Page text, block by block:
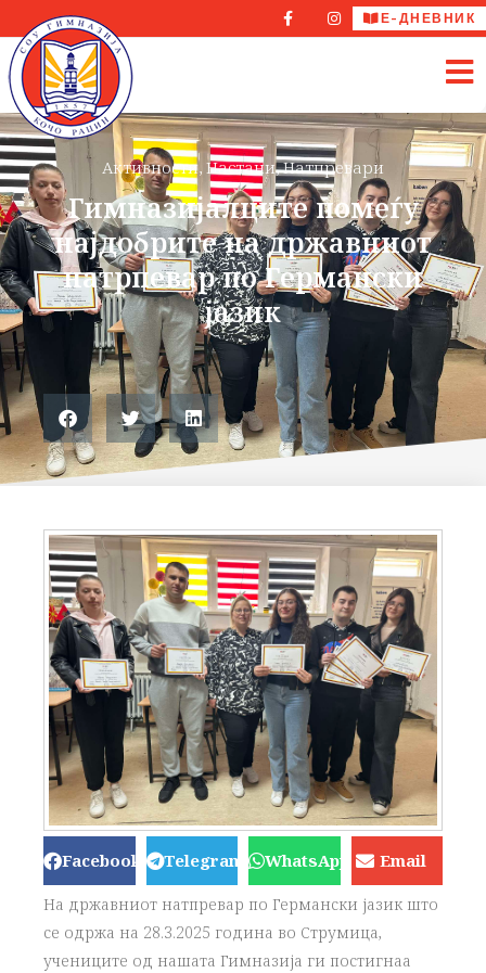
Е-ДНЕВНИК
Активности, Настани,Натпревари
Гимназијалците помеѓу
најдобрите на државниот
натрпевар по Германски
јазик
Facebook Telegram WhatsApp Email
На државниот натпревар по Германски јазик што
се одржа на 28.3.2025 година во Струмица,
учениците од нашата Гимназија ги постигнаа